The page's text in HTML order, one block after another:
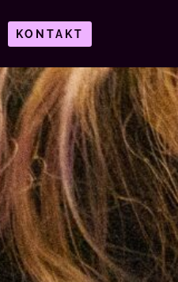
KONTAKT